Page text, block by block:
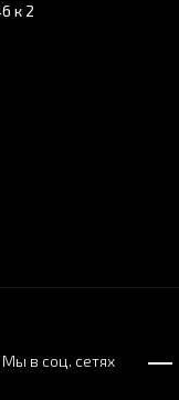
к 2
Мы в соц. сетях